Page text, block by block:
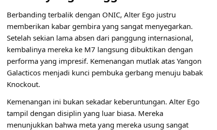
Berbanding terbalik dengan ONIC, Alter Ego justru
memberikan kabar gembira yang sangat menyegarkan.
Setelah sekian lama absen dari panggung internasional,
kembalinya mereka ke M7 langsung dibuktikan dengan
performa yang impresif. Kemenangan mutlak atas Yangon
Galacticos menjadi kunci pembuka gerbang menuju babak
Knockout.
Kemenangan ini bukan sekadar keberuntungan. Alter Ego
tampil dengan disiplin yang luar biasa. Mereka
menunjukkan bahwa meta yang mereka usung sangat